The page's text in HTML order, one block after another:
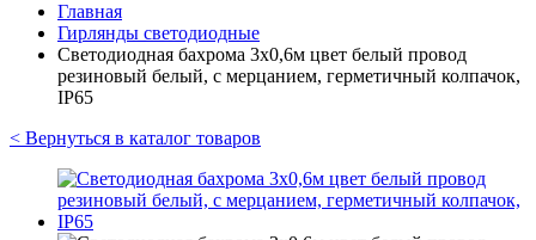
Главная
Гирлянды светодиодные
Светодиодная бахрома 3х0,6м цвет белый провод
резиновый белый, с мерцанием, герметичный колпачок,
IP65
< Вернуться в каталог товаров